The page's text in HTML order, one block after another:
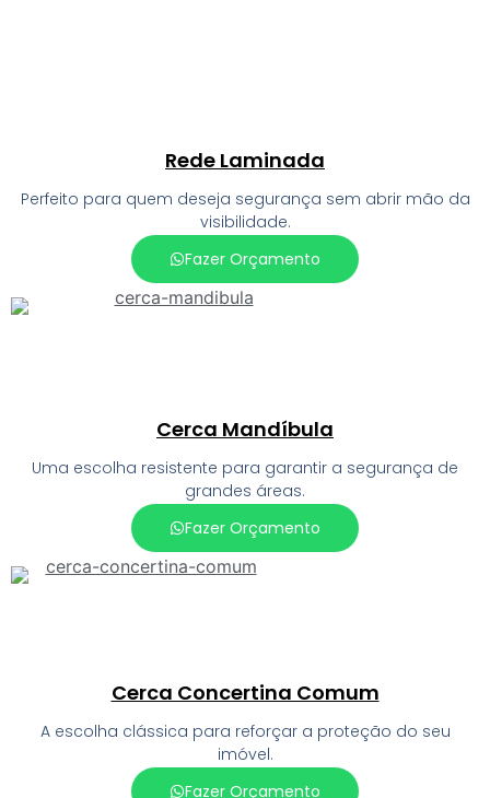
Rede Laminada
Perfeito para quem deseja segurança sem abrir mão da
visibilidade.
Fazer Orçamento
Cerca Mandíbula
Uma escolha resistente para garantir a segurança de
grandes áreas.
Fazer Orçamento
Cerca Concertina Comum
A escolha clássica para reforçar a proteção do seu
imóvel.
Fazer Orçamento